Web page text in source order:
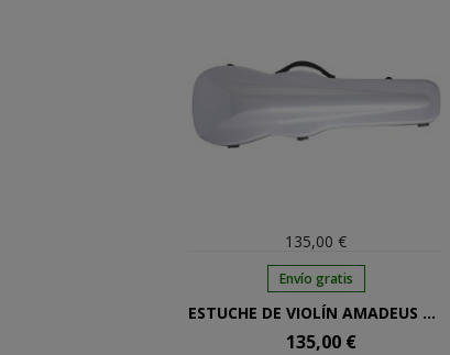
135,00 €
Envío gratis
ESTUCHE DE VIOLÍN AMADEUS DE FIBRA BLANCO 4/4
Precio
135,00 €